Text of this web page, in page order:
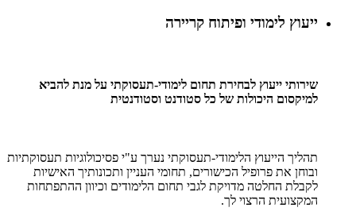
ייעוץ לימודי ופיתוח קריירה
שירותי ייעוץ לבחירת תחום לימודי-תעסוקתי על מנת להביא
למיקסום היכולות של כל סטודנט וסטודנטית
תהליך הייעוץ הלימודי-תעסוקתי נערך ע"י פסיכולוגיות תעסוקתיות
ובוחן את פרופיל הכישורים, תחומי העניין ותכונותיך האישיות
לקבלת החלטה מדויקת לגבי תחום הלימודים וכיוון ההתפתחות
המקצועית הרצוי לך.